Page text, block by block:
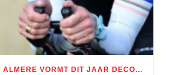
VANQUISH TIJDRIT ALMERE VORMT DIT JAAR DECOR WFN NK TIJDRIJDEN